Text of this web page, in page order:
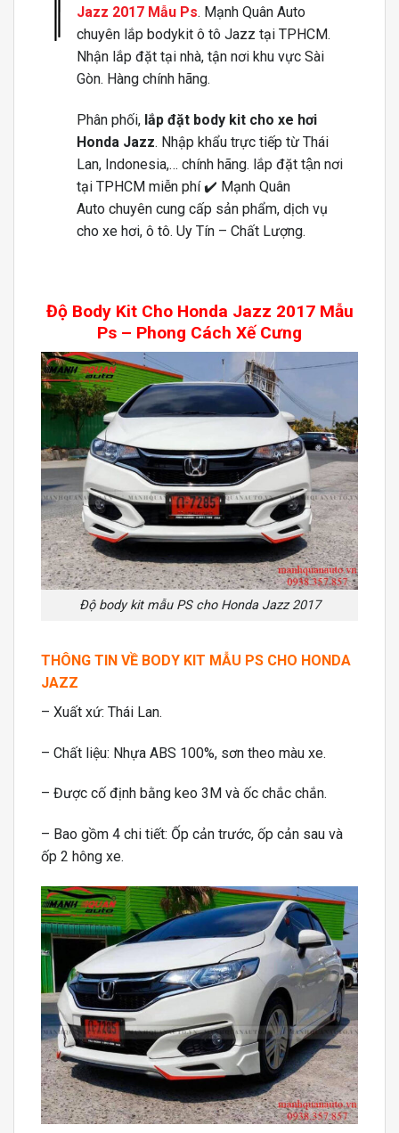
Jazz 2017 Mẫu Ps. Mạnh Quân Auto
chuyên lắp bodykit ô tô Jazz tại TPHCM.
Nhận lắp đặt tại nhà, tận nơi khu vực Sài
Gòn. Hàng chính hãng.
Phân phối, lắp đặt body kit cho xe hơi
Honda Jazz. Nhập khẩu trực tiếp từ Thái
Lan, Indonesia,… chính hãng. lắp đặt tận nơi
tại TPHCM miễn phí ✔️ Mạnh Quân
Auto chuyên cung cấp sản phẩm, dịch vụ
cho xe hơi, ô tô. Uy Tín – Chất Lượng.
Độ Body Kit Cho Honda Jazz 2017 Mẫu
Ps – Phong Cách Xế Cưng
Độ body kit mẫu PS cho Honda Jazz 2017
THÔNG TIN VỀ BODY KIT MẪU PS CHO HONDA
JAZZ
– Xuất xứ: Thái Lan.
– Chất liệu: Nhựa ABS 100%, sơn theo màu xe.
– Được cố định bằng keo 3M và ốc chắc chắn.
– Bao gồm 4 chi tiết: Ốp cản trước, ốp cản sau và
ốp 2 hông xe.